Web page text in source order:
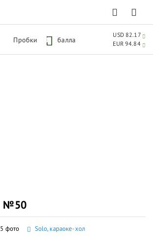
№50
фото Solo, караоке-хол
Пробки 1 балла
USD 82.17
EUR 94.84